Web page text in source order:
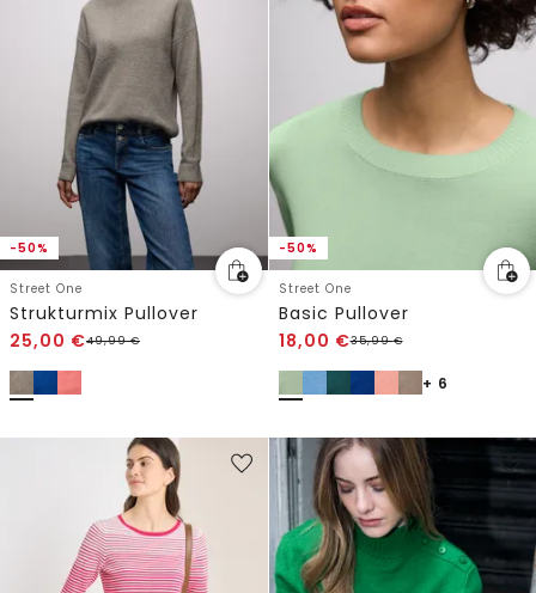
-50%
Street One
Strukturmix Pullover
25,00 €49,99€
-50%
Street One
Basic Pullover
18,00 €35,99€
+ 6